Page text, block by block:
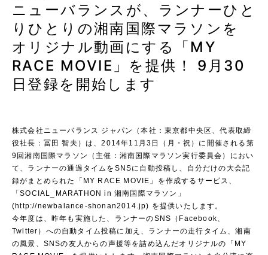
ニューバランスが、ランナーひと
りひとりの湘南国際マラソンを
オリジナル動画にする「MY
RACE MOVIE」を提供！ 9月30
日登録を開始します
株式会社ニューバランス ジャパン（本社：東京都中央区、代表取締
役社長：冨田 智夫）は、2014年11月3日（月・祝）に開催される第
9回湘南国際マラソン（主催：湘南国際マラソン実行委員会）におい
て、ランナーの通過タイムをSNSに自動投稿し、自分だけの大会記
録がまとめられた「MY RACE MOVIE」を作成するサービス、
「SOCIAL_MARATHON in 湘南国際マラソン」
(http://newbalance-shonan2014.jp) を提供いたします。
今年度は、昨年も実施した、ランナーのSNS（Facebook、
Twitter）への自動タイム投稿に加え、ランナーの走行タイム、湘南
の風景、SNSの友人からの声援等を詰め込んだオリジナルの「MY